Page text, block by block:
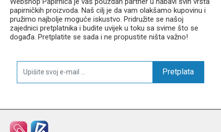
papirničkih proizvoda. Naš cilj je da vam olakšamo kupovinu i
pružimo najbolje moguće iskustvo. Pridružite se našoj
zajednici pretplatnika i budite uvijek u toku sa svime što se
događa. Pretplatite se sada i ne propustite ništa važno!
Pretplata